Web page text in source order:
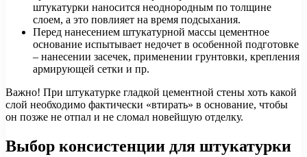
штукатурки наносится неоднородным по толщине
слоем, а это повлияет на время подсыхания.
Перед нанесением штукатурной массы цементное
основание испытывает недочет в особенной подготовке
– нанесении засечек, применении грунтовки, крепления
армирующей сетки и пр.
Важно! При штукатурке гладкой цементной стены хоть какой
слой необходимо фактически «втирать» в основание, чтобы
он позже не отпал и не сломал новейшую отделку.
Выбор консистенции для штукатурки